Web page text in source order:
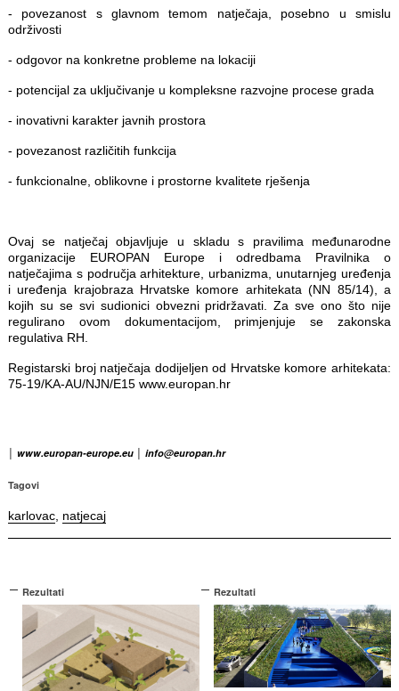
- povezanost s glavnom temom natječaja, posebno u smislu
održivosti
- odgovor na konkretne probleme na lokaciji
- potencijal za uključivanje u kompleksne razvojne procese grada
- inovativni karakter javnih prostora
- povezanost različitih funkcija
- funkcionalne, oblikovne i prostorne kvalitete rješenja
Ovaj se natječaj objavljuje u skladu s pravilima međunarodne
organizacije EUROPAN Europe i odredbama Pravilnika o
natječajima s područja arhitekture, urbanizma, unutarnjeg uređenja
i uređenja krajobraza Hrvatske komore arhitekata (NN 85/14), a
kojih su se svi sudionici obvezni pridržavati. Za sve ono što nije
regulirano ovom dokumentacijom, primjenjuje se zakonska
regulativa RH.
Registarski broj natječaja dodijeljen od Hrvatske komore arhitekata:
75-19/KA-AU/NJN/E15 www.europan.hr
│ www.europan-europe.eu │ info@europan.hr
Tagovi
karlovac, natjecaj
Rezultati Rezultati